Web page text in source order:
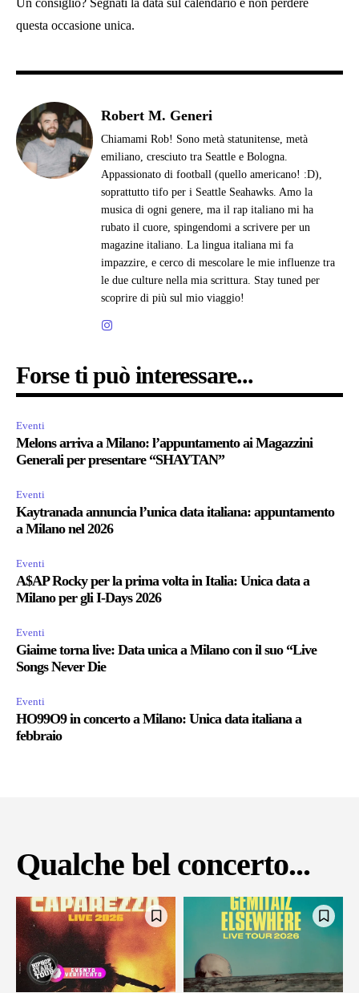
questa occasione unica.
Robert M. Generi
Chiamami Rob! Sono metà statunitense, metà
emiliano, cresciuto tra Seattle e Bologna.
Appassionato di football (quello americano! :D),
soprattutto tifo per i Seattle Seahawks. Amo la
musica di ogni genere, ma il rap italiano mi ha
rubato il cuore, spingendomi a scrivere per un
magazine italiano. La lingua italiana mi fa
impazzire, e cerco di mescolare le mie influenze tra
le due culture nella mia scrittura. Stay tuned per
scoprire di più sul mio viaggio!
Forse ti può interessare...
Eventi
Melons arriva a Milano: l’appuntamento ai Magazzini
Generali per presentare “SHAYTAN”
Eventi
Kaytranada annuncia l’unica data italiana: appuntamento
a Milano nel 2026
Eventi
A$AP Rocky per la prima volta in Italia: Unica data a
Milano per gli I-Days 2026
Eventi
Giaime torna live: Data unica a Milano con il suo “Live
Songs Never Die
Eventi
HO99O9 in concerto a Milano: Unica data italiana a
febbraio
Qualche bel concerto...